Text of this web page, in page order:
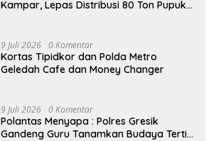
Kampar, Lepas Distribusi 80 Ton Pupuk
9 Juli 2026 0 Komentar
Kortas Tipidkor dan Polda Metro
Geledah Cafe dan Money Changer
9 Juli 2026 0 Komentar
Polantas Menyapa : Polres Gresik
Gandeng Guru Tanamkan Budaya Tertib